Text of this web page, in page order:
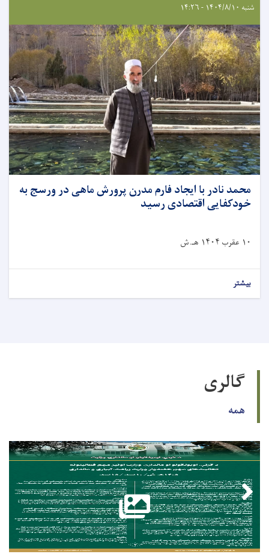
شنبه ۱۴۰۴/۸/۱۰ - ۱۴:۲۶
محمد نادر با ایجاد فارم مدرن پرورش ماهی در ورسج به
خودکفایی اقتصادی رسید
۱۰ عقرب ۱۴۰۴ هـ.ش
بیشتر
گالری
همه